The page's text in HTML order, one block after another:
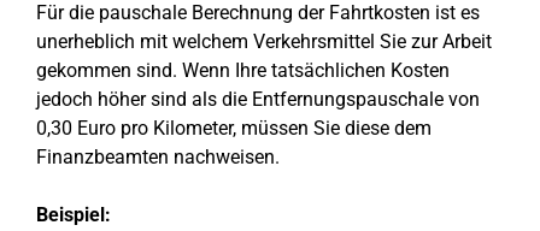
Für die pauschale Berechnung der Fahrtkosten ist es
unerheblich mit welchem Verkehrsmittel Sie zur Arbeit
gekommen sind. Wenn Ihre tatsächlichen Kosten
jedoch höher sind als die Entfernungspauschale von
0,30 Euro pro Kilometer, müssen Sie diese dem
Finanzbeamten nachweisen.
Beispiel: